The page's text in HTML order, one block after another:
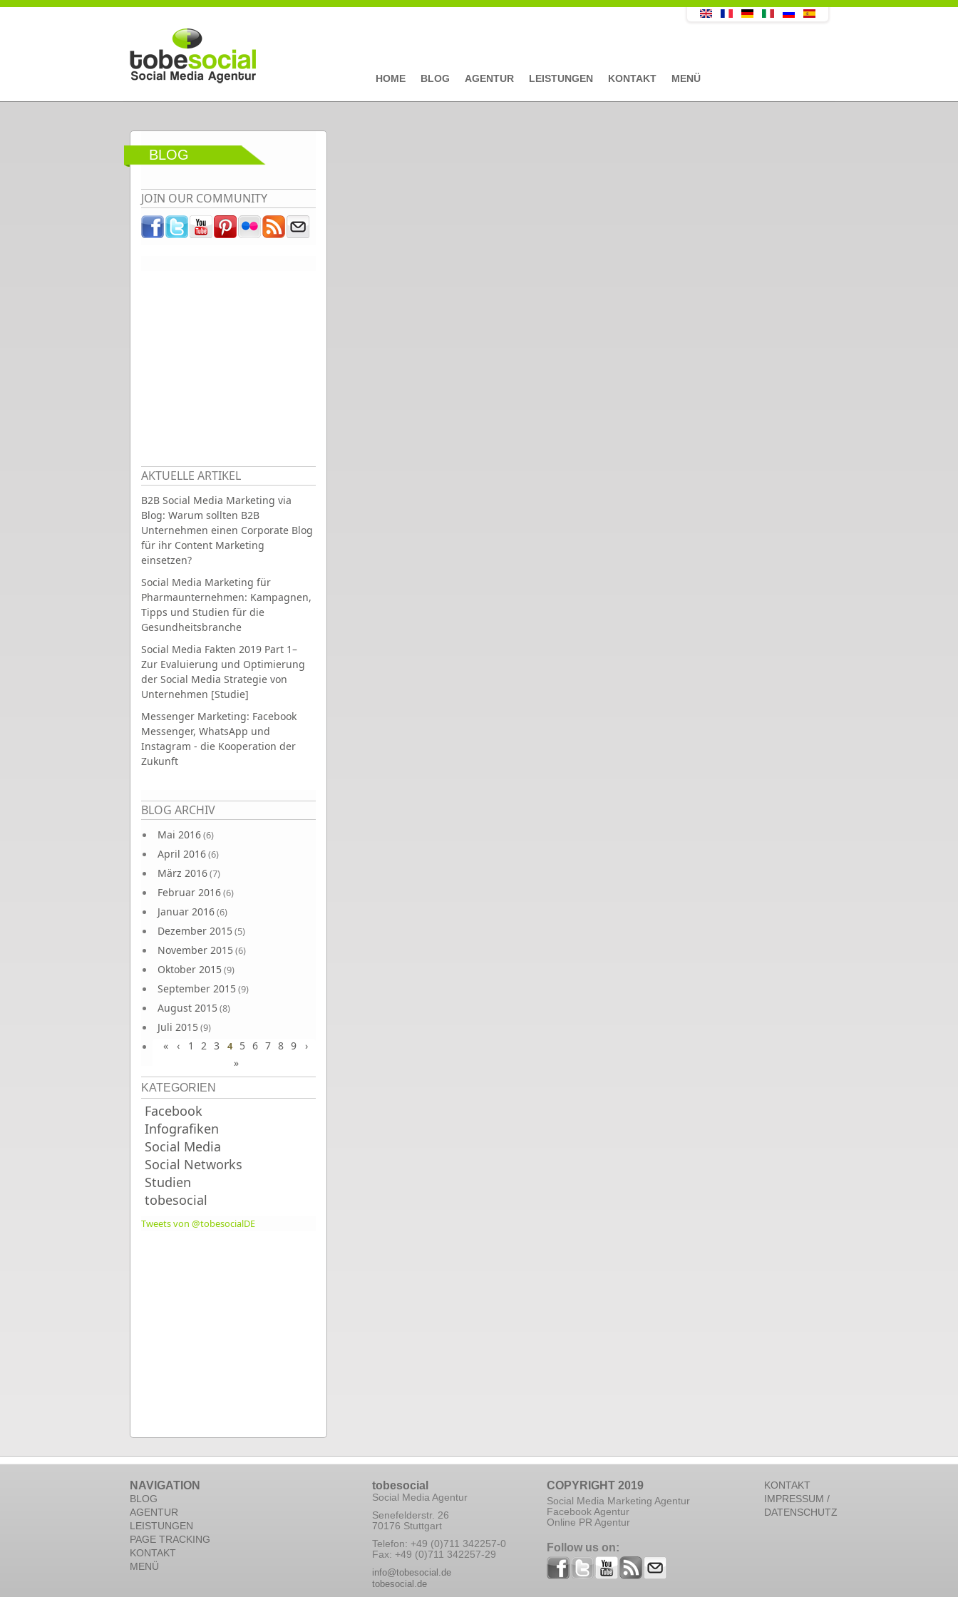
Direkt zum Inhalt
HOME BLOG AGENTUR LEISTUNGEN KONTAKT MENÜ
BLOG
JOIN OUR COMMUNITY
AKTUELLE ARTIKEL
B2B Social Media Marketing via
Blog: Warum sollten B2B
Unternehmen einen Corporate Blog
für ihr Content Marketing
einsetzen?
Social Media Marketing für
Pharmaunternehmen: Kampagnen,
Tipps und Studien für die
Gesundheitsbranche
Social Media Fakten 2019 Part 1–
Zur Evaluierung und Optimierung
der Social Media Strategie von
Unternehmen [Studie]
Messenger Marketing: Facebook
Messenger, WhatsApp und
Instagram - die Kooperation der
Zukunft
BLOG ARCHIV
Mai 2016(6)
April 2016(6)
März 2016(7)
Februar 2016(6)
Januar 2016(6)
Dezember 2015(5)
November 2015(6)
Oktober 2015(9)
September 2015(9)
August 2015(8)
Juli 2015(9)
Juni 2015(9)
Seiten
« ‹ 1 2 3 4 5 6 7 8 9
›
»
KATEGORIEN
Facebook
Infografiken
Social Media
Social Networks
Studien
tobesocial
Tweets von @tobesocialDE
NAVIGATION
BLOG
AGENTUR
LEISTUNGEN
PAGE TRACKING
KONTAKT
MENÜ
tobesocial
Social Media Agentur
Senefelderstr. 26
70176 Stuttgart
Telefon: +49 (0)711 342257-0
Fax: +49 (0)711 342257-29
info@tobesocial.de
tobesocial.de
COPYRIGHT 2019
Social Media Marketing Agentur
Facebook Agentur
Online PR Agentur
Follow us on:
KONTAKT
IMPRESSUM /
DATENSCHUTZ